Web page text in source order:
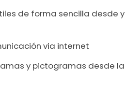
de forma sencilla desde y
via internet
y pictogramas desde la